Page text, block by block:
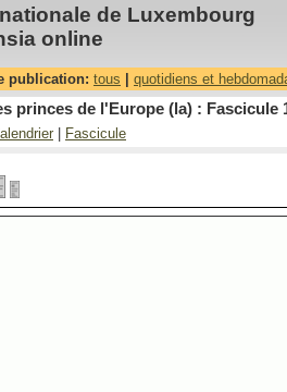
de Luxembourg
online
publication: tous quotidiens et
princes de l'Europe (la) : Fascicule
Fascicule